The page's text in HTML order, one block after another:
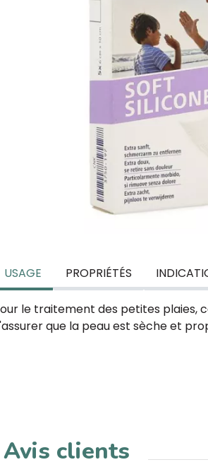
USAGE PROPRIÉTÉS
le traitement des petites plaies,
que la peau est sèche et
Avis clients